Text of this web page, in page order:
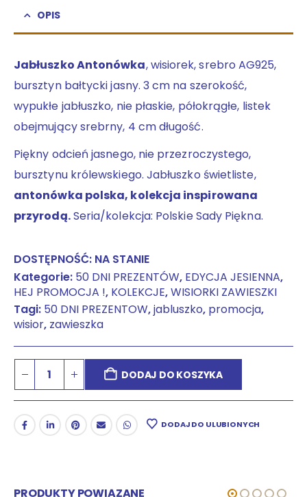
OPIS
Jabłuszko Antonówka, wisiorek, srebro AG925,
bursztyn bałtycki jasny. 3 cm na szerokość,
wypukłe jabłuszko, nie płaskie, półokrągłe, listek
obejmujący srebrny, 4 cm długość.
Piękny odcień jasnego, nie przezroczystego,
bursztynu królewskiego. Jabłuszko świetliste,
antonówka polska, kolekcja inspirowana
przyrodą.Seria/kolekcja: Polskie Sady Piękna.
DOSTĘPNOŚĆ: NA STANIE
Kategorie: 50 DNI PREZENTÓW, EDYCJA JESIENNA,
HEJ PROMOCJA !, KOLEKCJE,WISIORKI ZAWIESZKI
Tagi: 50 DNI PREZENTOW,jabluszko, promocja,
wisior, zawieszka
DODAJ DO KOSZYKA
DODAJ DO ULUBIONYCH
PRODUKTY POWIĄZANE